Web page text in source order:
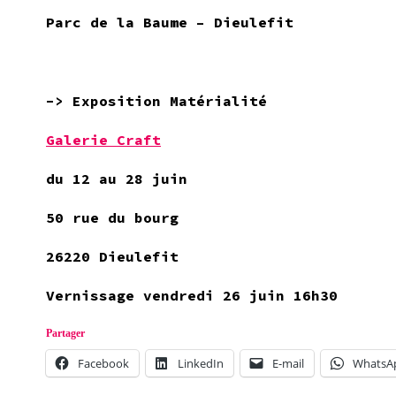
Parc de la Baume – Dieulefit
-> Exposition Matérialité
Galerie Craft
du 12 au 28 juin
50 rue du bourg
26220 Dieulefit
Vernissage vendredi 26 juin 16h30
Partager
Facebook LinkedIn E-mail